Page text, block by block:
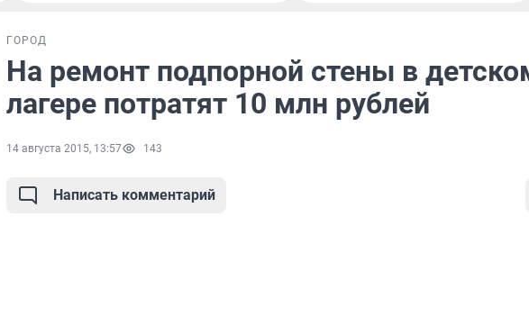
ГОРОД
На ремонт подпорной стены в
лагере потратят 10 млн рублей
14 августа 2015, 13:57 143
Написать комментарий